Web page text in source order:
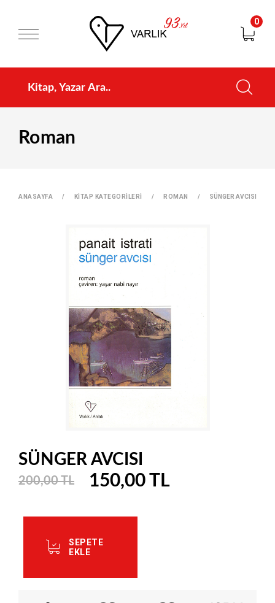
0
Roman
ANASAYFA KİTAP KATEGORİLERİ ROMAN SÜNGER AVCISI
SÜNGER AVCISI
200,00 TL 150,00 TL
SEPETE
EKLE